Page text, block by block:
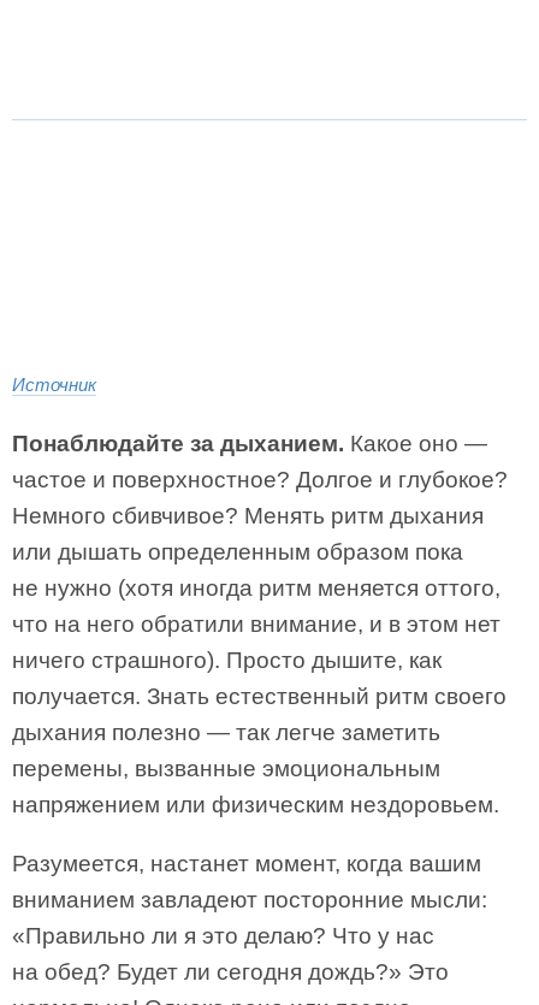
Источник
Понаблюдайте за дыханием. Какое оно —
частое и поверхностное? Долгое и глубокое?
Немного сбивчивое? Менять ритм дыхания
или дышать определенным образом пока
не нужно (хотя иногда ритм меняется оттого,
что на него обратили внимание, и в этом нет
ничего страшного). Просто дышите, как
получается. Знать естественный ритм своего
дыхания полезно — так легче заметить
перемены, вызванные эмоциональным
напряжением или физическим нездоровьем.
Разумеется, настанет момент, когда вашим
вниманием завладеют посторонние мысли:
«Правильно ли я это делаю? Что у нас
на обед? Будет ли сегодня дождь?» Это